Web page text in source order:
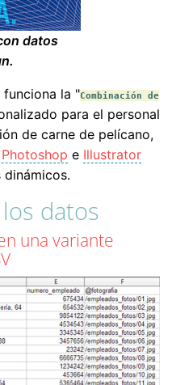
datos
funciona la "Combinación de
para el personal
de carne de pelícano,
e Illustrator
datos
una variante